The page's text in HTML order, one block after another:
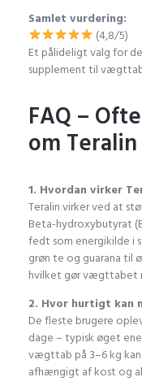
Samlet vurdering:
(4,8/5)
Et pålideligt valg for
supplement til
FAQ –
om Teralin
1. Hvordan virker
Teralin virker ved at
Beta-hydroxybutyrat
fedt som energikilde i
grøn te og guarana
hvilket gør vægttabet
2. Hvor hurtigt kan
De fleste brugere
dage – typisk øget
vægttab på 3–6 kg
afhængigt af kost og